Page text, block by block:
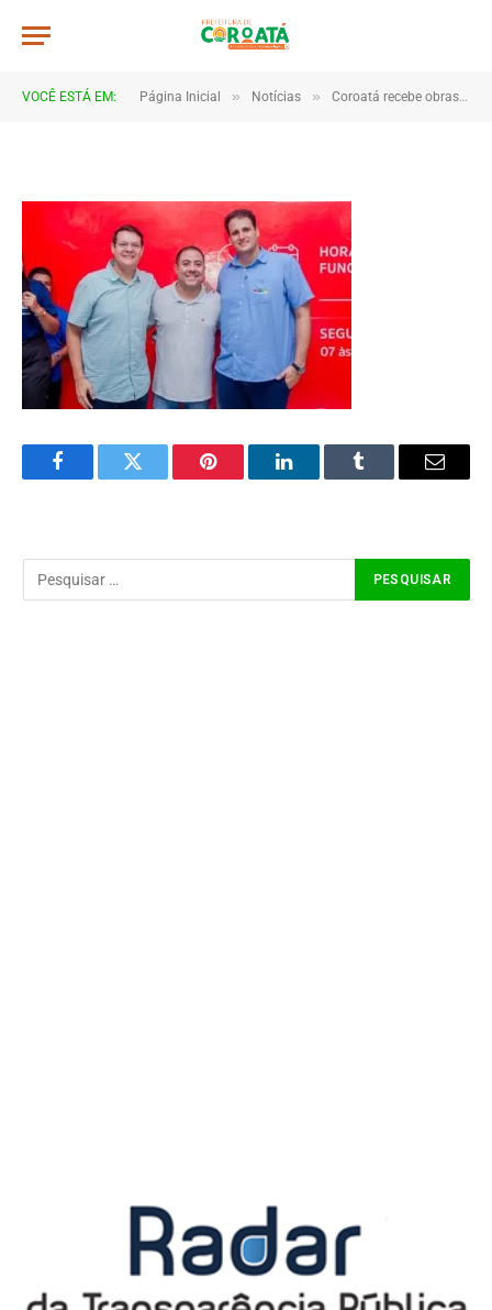
VOCÊ ESTÁ EM: Página Inicial » Notícias » Coroatá recebe obras e novos investimentos do Governo do Estado
A041
FacebookTwitter Pinterest LinkedInTumblr Email